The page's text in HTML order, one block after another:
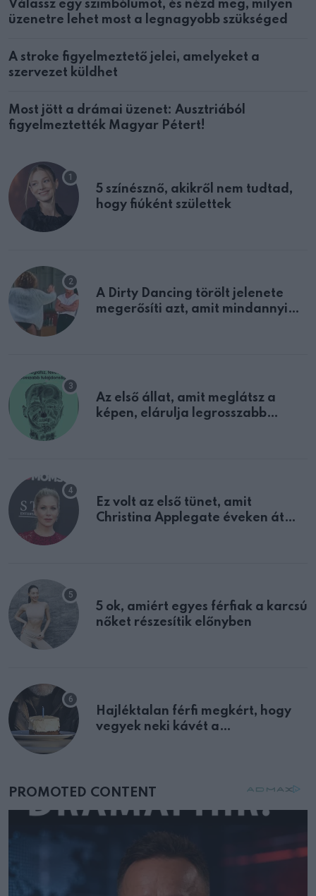
Válassz egy szimbólumot, és nézd meg, milyen
üzenetre lehet most a legnagyobb szükséged
A stroke figyelmeztető jelei, amelyeket a
szervezet küldhet
Most jött a drámai üzenet: Ausztriából
figyelmeztették Magyar Pétert!
5 színésznő, akikről nem tudtad,
hogy fiúként születtek
A Dirty Dancing törölt jelenete
megerősíti azt, amit mindannyian
Az első állat, amit meglátsz a
képen, elárulja legrosszabb
Ez volt az első tünet, amit
Christina Applegate éveken át
5 ok, amiért egyes férfiak a karcsú
nőket részesítik előnyben
Hajléktalan férfi megkért, hogy
vegyek neki kávét a